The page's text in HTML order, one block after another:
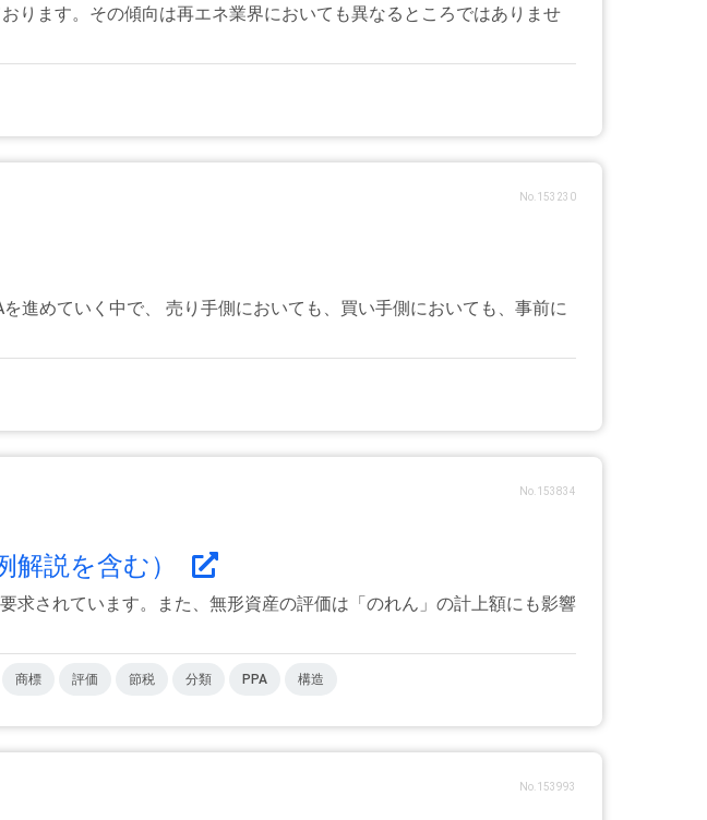
ります。その傾向は再エネ業界においても異なるところではありませ
No.153230
進めていく中で、 売り手側においても、買い手側においても、事前に
No.153834
解説を含む）
求されています。また、無形資産の評価は「のれん」の計上額にも影響
商標 評価 節税 分類 PPA 構造
No.153993